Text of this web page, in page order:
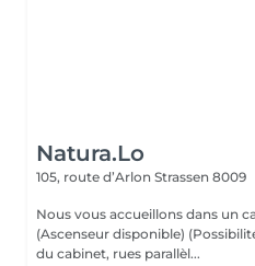
Natura.Lo
105, route d’Arlon Strassen 8009
Nous vous accueillons dans un
(Ascenseur disponible) (Possibilité de vous garer aux alentours
du cabinet, rues parallèl...